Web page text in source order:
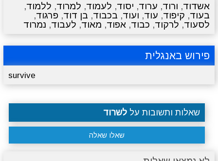
אשדוד, ורוד, ערוד, יסוד, לעמוד, למרוד, ללמוד,
בעוד, קיפוד, עוד, ועוד, בכבוד, בן דוד, פרגוד,
לסעוד, לרקוד, כבוד, אפוד, מאוד, לעבוד, נמרוד
פירוש באנגלית
survive
שאלות ותשובות על לשרוד
שאלו שאלה